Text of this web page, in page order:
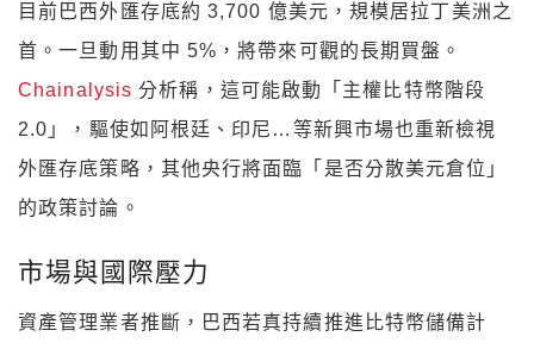
目前巴西外匯存底約 3,700 億美元，規模居拉丁美洲之
首。一旦動用其中 5%，將帶來可觀的長期買盤。
Chainalysis 分析稱，這可能啟動「主權比特幣階段
2.0」，驅使如阿根廷、印尼…等新興市場也重新檢視
外匯存底策略，其他央行將面臨「是否分散美元倉位」
的政策討論。
市場與國際壓力
資產管理業者推斷，巴西若真持續推進比特幣儲備計